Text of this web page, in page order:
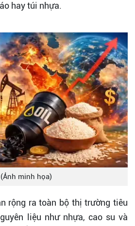
hay túi nhựa.
(Ảnh minh họa)
rộng ra toàn bộ thị trường tiêu
liệu như nhựa, cao su và